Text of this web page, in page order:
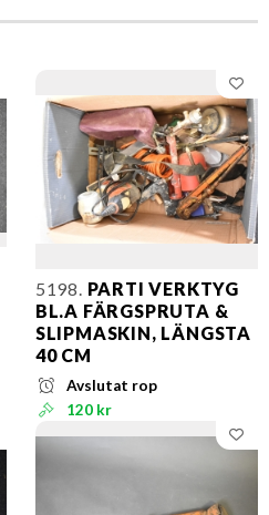
5198. PARTI VERKTYG
BL.A FÄRGSPRUTA &
SLIPMASKIN, LÄNGSTA
40 CM
Avslutat rop
120 kr